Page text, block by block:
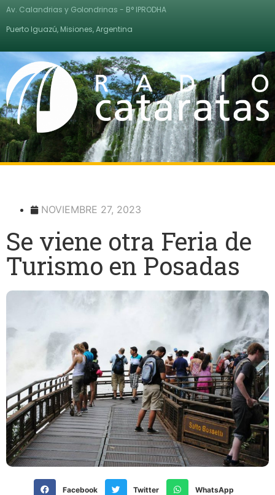
Av. Calandrias y Golondrinas - B° IPRODHA
Puerto Iguazú, Misiones, Argentina
NOVIEMBRE 27, 2023
Se viene otra Feria de
Turismo en Posadas
Facebook Twitter WhatsApp